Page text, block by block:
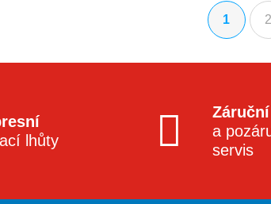
1 2
lhůty
Záruční
a
servis